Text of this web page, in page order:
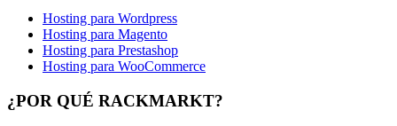
Hosting para Wordpress
Hosting para Magento
Hosting para Prestashop
Hosting para WooCommerce
¿POR QUÉ RACKMARKT?